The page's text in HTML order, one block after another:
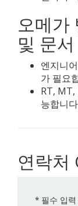
오메가
및 문서
엔지니
가 필요
RT,
능합니
연락처
* 필수 입